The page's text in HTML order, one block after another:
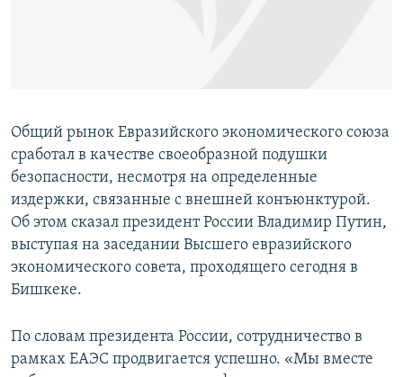
Общий рынок Евразийского экономического союза
сработал в качестве своеобразной подушки
безопасности, несмотря на определенные
издержки, связанные с внешней конъюнктурой.
Об этом сказал президент России Владимир Путин,
выступая на заседании Высшего евразийского
экономического совета, проходящего сегодня в
Бишкеке.
По словам президента России, сотрудничество в
рамках ЕАЭС продвигается успешно. «Мы вместе